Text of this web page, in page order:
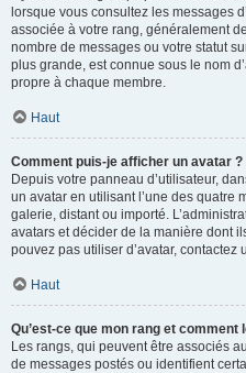
lorsque vous consultez les messages
associée à votre rang, généralement
nombre de messages ou votre statut
plus grande, est connue sous le nom
propre à chaque membre.
Haut
Comment puis-je afficher un avatar ?
Depuis votre panneau d’utilisateur,
un avatar en utilisant l’une des quatre
galerie, distant ou importé.
avatars et décider de la manière dont
pouvez pas utiliser d’avatar, contactez
Haut
Qu’est-ce que mon rang et comment
Les rangs, qui peuvent être associés
de messages postés ou identifient